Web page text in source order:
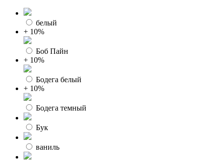
белый
+ 10%
Боб Пайн
+ 10%
Бодега белый
+ 10%
Бодега темный
Бук
ваниль